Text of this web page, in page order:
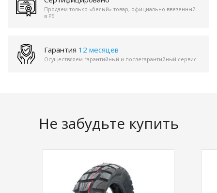
Продаем только «белый» товар, официально ввезенный
в РБ
Гарантия 12 месяцев
Осуществляем гарантийный и послегарантийный сервис
Не забудьте купить